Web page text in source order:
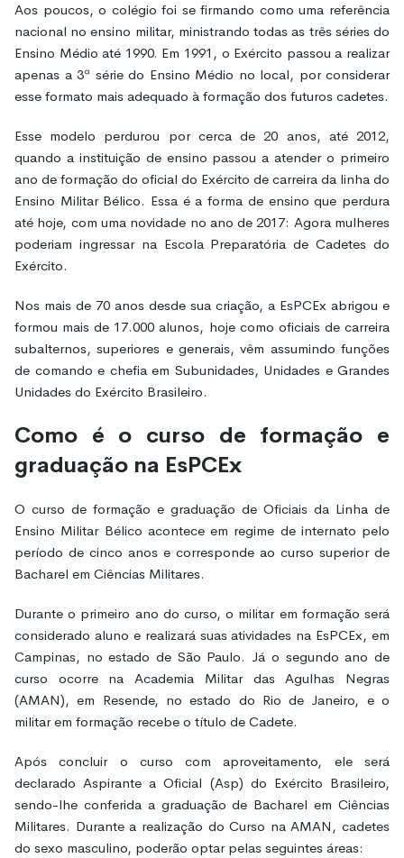
Aos poucos, o colégio foi se firmando como uma referência
nacional no ensino militar, ministrando todas as três séries do
Ensino Médio até 1990. Em 1991, o Exército passou a realizar
apenas a 3ª série do Ensino Médio no local, por considerar
esse formato mais adequado à formação dos futuros cadetes.
Esse modelo perdurou por cerca de 20 anos, até 2012,
quando a instituição de ensino passou a atender o primeiro
ano de formação do oficial do Exército de carreira da linha do
Ensino Militar Bélico. Essa é a forma de ensino que perdura
até hoje, com uma novidade no ano de 2017: Agora mulheres
poderiam ingressar na Escola Preparatória de Cadetes do
Exército.
Nos mais de 70 anos desde sua criação, a EsPCEx abrigou e
formou mais de 17.000 alunos, hoje como oficiais de carreira
subalternos, superiores e generais, vêm assumindo funções
de comando e chefia em Subunidades, Unidades e Grandes
Unidades do Exército Brasileiro.
Como é o curso de formação e
graduação na EsPCEx
O curso de formação e graduação de Oficiais da Linha de
Ensino Militar Bélico acontece em regime de internato pelo
período de cinco anos e corresponde ao curso superior de
Bacharel em Ciências Militares.
Durante o primeiro ano do curso, o militar em formação será
considerado aluno e realizará suas atividades na EsPCEx, em
Campinas, no estado de São Paulo. Já o segundo ano de
curso ocorre na Academia Militar das Agulhas Negras
(AMAN), em Resende, no estado do Rio de Janeiro, e o
militar em formação recebe o título de Cadete.
Após concluir o curso com aproveitamento, ele será
declarado Aspirante a Oficial (Asp) do Exército Brasileiro,
sendo-lhe conferida a graduação de Bacharel em Ciências
Militares. Durante a realização do Curso na AMAN, cadetes
do sexo masculino, poderão optar pelas seguintes áreas: